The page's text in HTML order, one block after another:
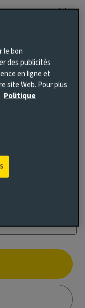
Article 8
volatilité plus faible
long terme.
le bon
des publicités
en ligne et
site Web. Pour plus
Politique